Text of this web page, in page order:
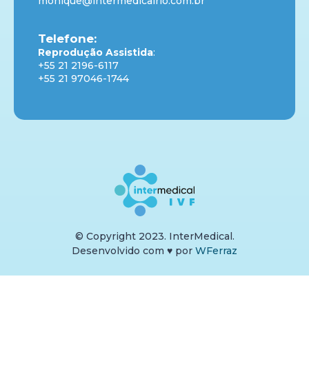
Telefone:
Reprodução Assistida:
+55 21 2196-6117
+55 21 97046-1744
Desenvolvido com ♥ por WFerraz
© Copyright 2023. InterMedical.